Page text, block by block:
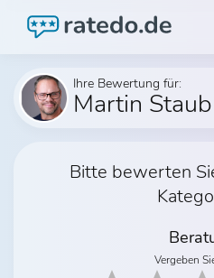
Ihre Bewertung für:
Martin Staub
Bitte bewerten
Vergeben